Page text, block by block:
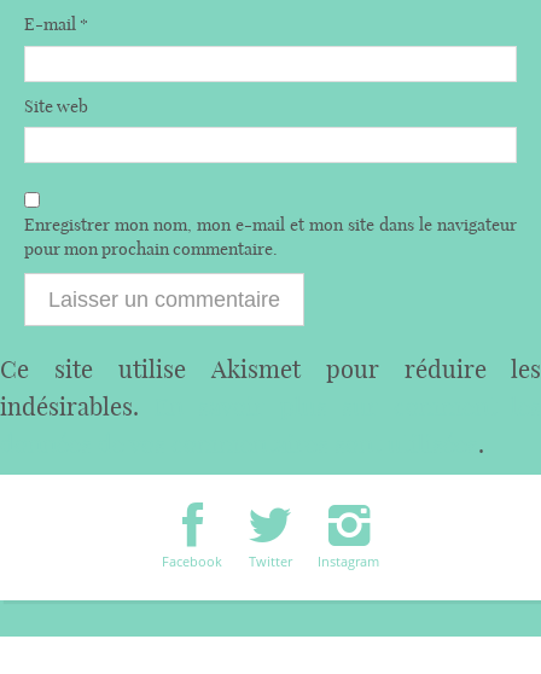
E-mail *
Site web
Enregistrer mon nom, mon e-mail et mon site dans le navigateur
pour mon prochain commentaire.
Ce site utilise Akismet pour réduire les
indésirables.
.
Facebook Twitter Instagram